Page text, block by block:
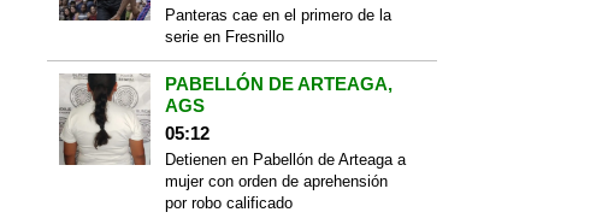
Panteras cae en el primero de la
serie en Fresnillo
PABELLÓN DE ARTEAGA,
AGS
05:12
Detienen en Pabellón de Arteaga a
mujer con orden de aprehensión
por robo calificado